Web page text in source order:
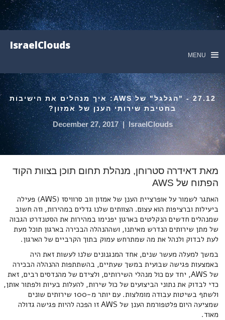
IsraelClouds
MENU
27.12 - "הגלגל" של AWS: איך מנהלים את הישיבות
בחטיבת שירותי הענן של אמזון?
IsraelClouds
|
December 27, 2017
מאת דאידרה סטרוחן, מנהלת תחום תוכן בצוות הקוד
הפתוח של AWS
האתגר לשמור על אופרציית הענן של אמזון ווב סרוויסז (AWS) פעילה
ביעילות וברציפות הוא עצום. הצוותים שלנו גדלים במהירות, וזה חשוב
שמנהלים חדשים הנקלטים בארגון יפנימו במהירות את הסטנדרט הגבוה
של מתן שירותים הנדרש מאיתנו, ושההנהלה הבכירה בארגון תוכל מעת
לעת לבדוק ולנהל את מה שמתרחש עמוק בתוך הקרביים של הארגון.
במשך למעלה מעשר שנים, אחד המנגנונים שלנו לעשות זאת היה
באמצעות פגישה שבועית במשך שעתיים, בהשתתפות ההנהלה הבכירה
של AWS, יחד עם כול מנהלי השירותים, ולצידם של מהנדסים רבים, זאת
כדי לבדוק את נתוני הביצועים של כול שירות, להעלות בעיות ולפתור אותן,
ולשתף בשיטות עבודה מומלצות. עם יותר מ-100 שירותים שונים
שמציעה היום פלטפורמת הענן של AWS זו הפכה להיות פגישה גדולה
מאוד.